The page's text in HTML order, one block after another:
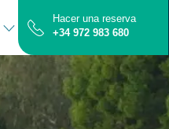
CONTACTO MAPA
Hacer una reserva
+34 972 983 680